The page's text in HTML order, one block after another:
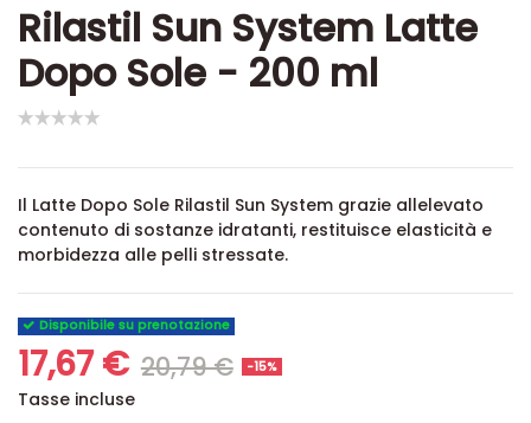
Rilastil Sun System Latte
Dopo Sole - 200 ml
Il Latte Dopo Sole Rilastil Sun System grazie allelevato
contenuto di sostanze idratanti, restituisce elasticità e
morbidezza alle pelli stressate.
Disponibile su prenotazione
17,67 € 20,79 € -15%
Tasse incluse